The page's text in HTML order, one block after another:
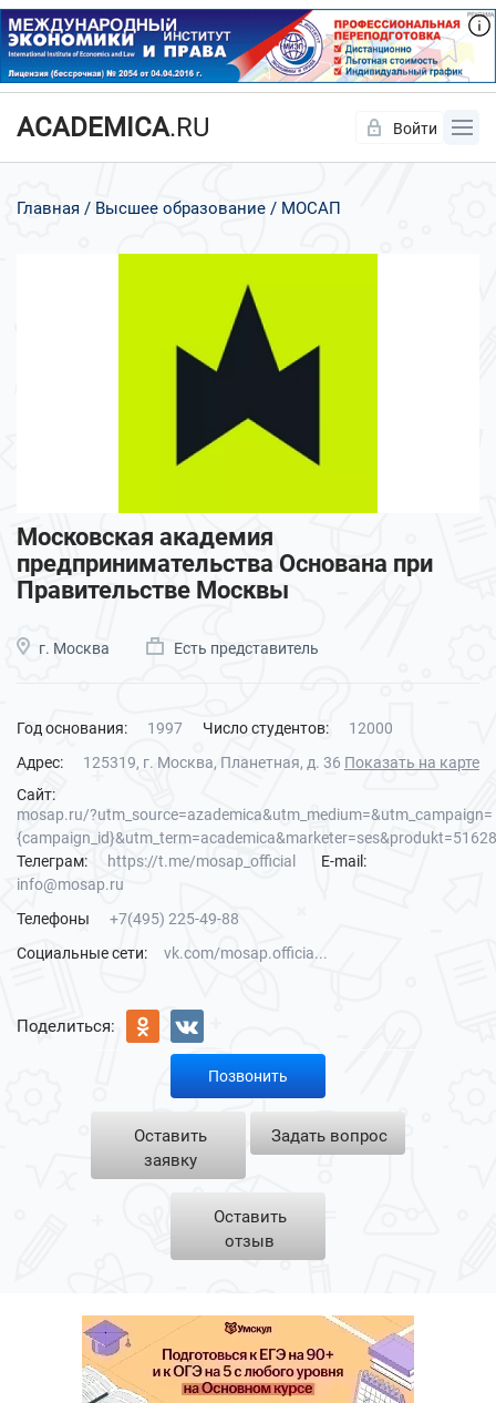
ACADEMICA.RU Войти
Главная Высшее образование МОСАП
Московская академия
предпринимательства Основана при
Правительстве Москвы
г. Москва Есть представитель
Год основания: 1997 Число студентов:
12000
Адрес:
125319, г. Москва, Планетная, д. 36 Показать на карте
Сайт:
mosap.ru/?utm_source=azademica&utm_medium=&utm_campaign=
Телеграм:
https://t.me/mosap_official
E-mail:
info@mosap.ru
Телефоны
+7(495) 225-49-88
Социальные сети:
vk.com/mosap.officia...
Поделиться:
Позвонить
Оставить
заявку
Задать вопрос
Оставить
отзыв